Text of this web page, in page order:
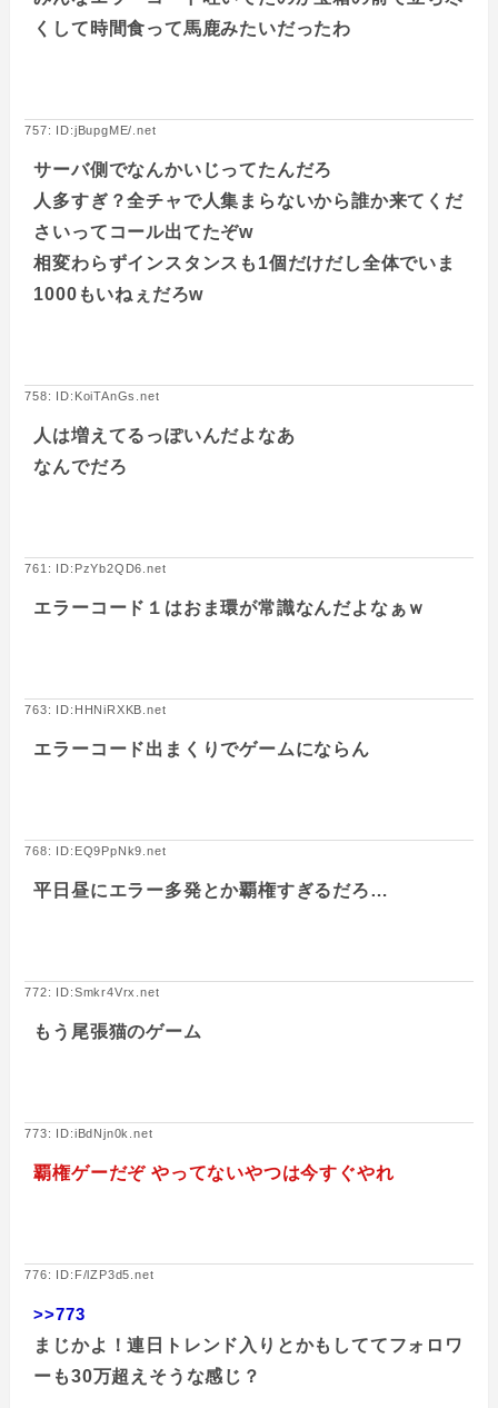
くして時間食って馬鹿みたいだったわ
757: ID:jBupgME/.net
サーバ側でなんかいじってたんだろ
人多すぎ？全チャで人集まらないから誰か来てくだ
さいってコール出てたぞw
相変わらずインスタンスも1個だけだし全体でいま
1000もいねぇだろw
758: ID:KoiTAnGs.net
人は増えてるっぽいんだよなあ
なんでだろ
761: ID:PzYb2QD6.net
エラーコード１はおま環が常識なんだよなぁｗ
763: ID:HHNiRXKB.net
エラーコード出まくりでゲームにならん
768: ID:EQ9PpNk9.net
平日昼にエラー多発とか覇権すぎるだろ…
772: ID:Smkr4Vrx.net
もう尾張猫のゲーム
773: ID:iBdNjn0k.net
覇権ゲーだぞ やってないやつは今すぐやれ
776: ID:F/lZP3d5.net
>>773
まじかよ！連日トレンド入りとかもしててフォロワ
ーも30万超えそうな感じ？